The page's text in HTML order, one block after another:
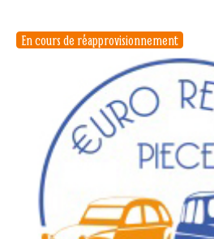
En cours de réapprovisionnement